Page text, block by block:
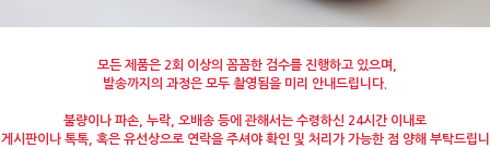
모든 제품은 2회 이상의 꼼꼼한 검수를 진행하고 있으며,
발송까지의 과정은 모두 촬영됨을 미리 안내드립니다.
불량이나 파손, 누락, 오배송 등에 관해서는 수령하신 24시간 이내로
게시판이나 톡톡, 혹은 유선상으로 연락을 주셔야 확인 및 처리가 가능한 점 양해 부탁드립니